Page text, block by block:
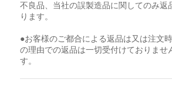
不良品、当社の誤製造品に関してのみ返
ります。
●お客様のご都合による返品は又は注文
の理由での返品は一切受付けておりませ
す。